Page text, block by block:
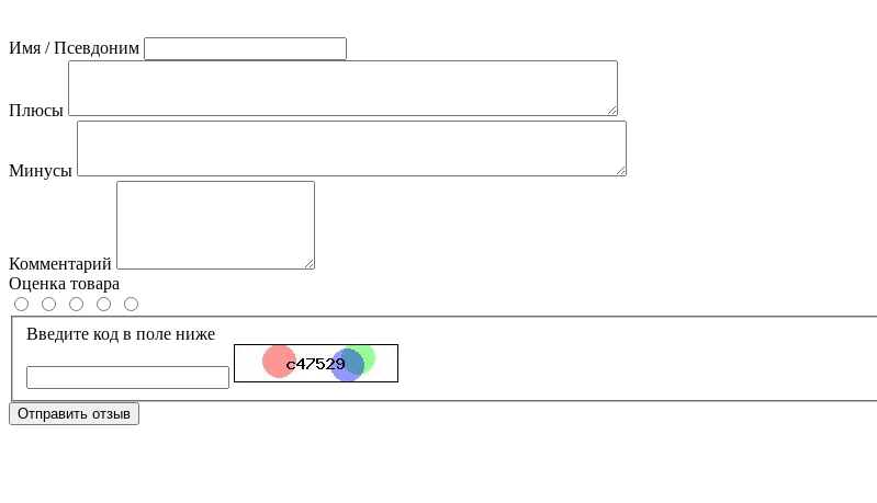
Имя / Псевдоним
Плюсы
Минусы
Комментарий
Оценка товара
Введите код в поле ниже
Отправить отзыв